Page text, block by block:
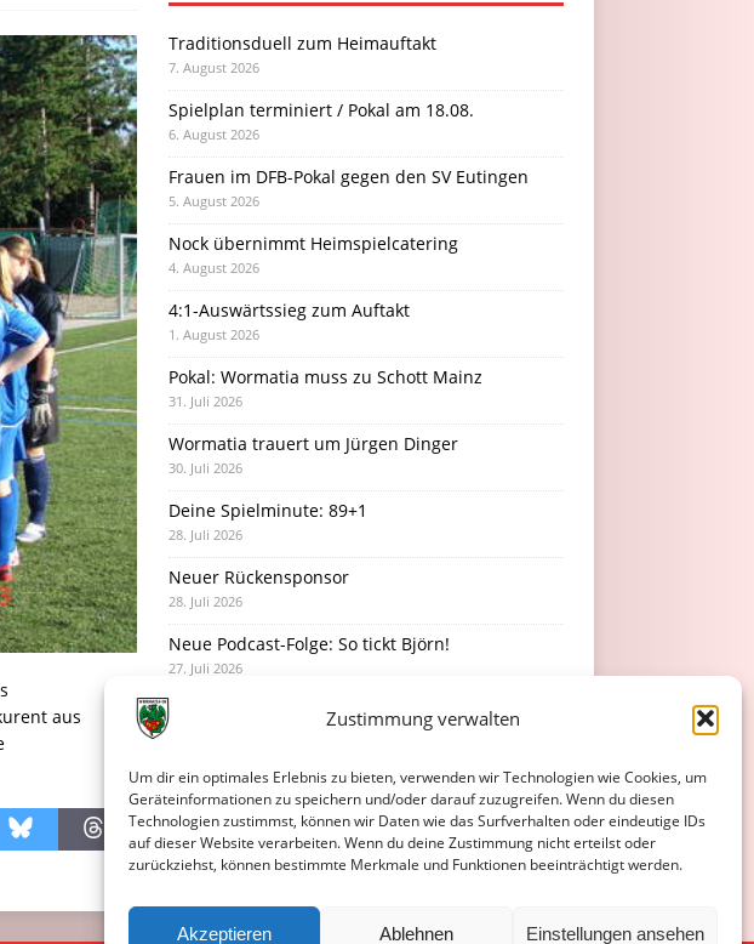
Zustimmung verwalten
Um dir ein optimales Erlebnis zu bieten, verwenden wir Technologien wie Cookies, um
Geräteinformationen zu speichern und/oder darauf zuzugreifen. Wenn du diesen
Technologien zustimmst, können wir Daten wie das Surfverhalten oder eindeutige IDs
auf dieser Website verarbeiten. Wenn du deine Zustimmung nicht erteilst oder
zurückziehst, können bestimmte Merkmale und Funktionen beeinträchtigt werden.
Akzeptieren Ablehnen Einstellungen ansehen
aus
Traditionsduell zum Heimauftakt
7. August 2026
Spielplan terminiert / Pokal am 18.08.
6. August 2026
Frauen im DFB-Pokal gegen den SV Eutingen
5. August 2026
Nock übernimmt Heimspielcatering
4. August 2026
4:1-Auswärtssieg zum Auftakt
1. August 2026
Pokal: Wormatia muss zu Schott Mainz
31. Juli 2026
Wormatia trauert um Jürgen Dinger
30. Juli 2026
Deine Spielminute: 89+1
28. Juli 2026
Neuer Rückensponsor
28. Juli 2026
Neue Podcast-Folge: So tickt Björn!
27. Juli 2026